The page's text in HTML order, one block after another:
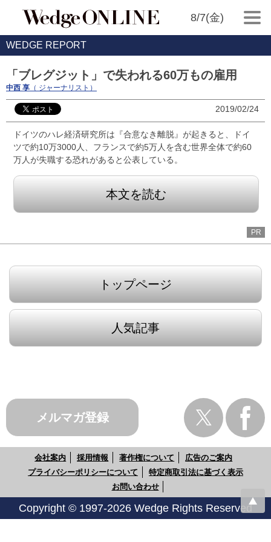
8/7(金)
WEDGE REPORT
「ブレグジット」で失われる60万もの雇用
中西 享 （ ジャーナリスト）
2019/02/24
ドイツのハレ経済研究所は『合意なき離脱』が起きると、ドイ
ツで約10万3000人、フランスで約5万人を含む世界全体で約60
万人が失職する恐れがあると公表している。
本文を読む
PR
トップページ
人気記事
メルマガ登録
会社案内 採用情報 著作権について
広告のご案内
プライバシーポリシーについて
特定商取引法に基づく表示
お問い合わせ
Copyright © 1997-2026 Wedge Rights Reserved